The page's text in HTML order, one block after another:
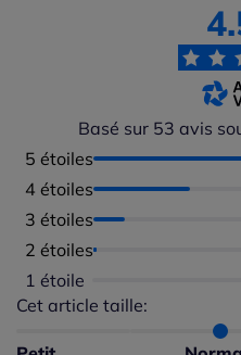
Basé sur 53 avis
5 étoiles
4 étoiles
3 étoiles
2 étoiles
1 étoile
Cet article taille:
Répartition du taillant selon
Taille normalement :